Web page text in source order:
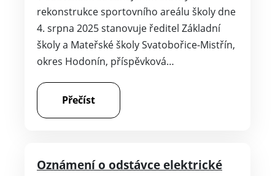
rekonstrukce sportovního areálu školy dne
4. srpna 2025 stanovuje ředitel Základní
školy a Mateřské školy Svatobořice-Mistřín,
okres Hodonín, příspěvková…
Přečíst
Oznámení o odstávce elektrické